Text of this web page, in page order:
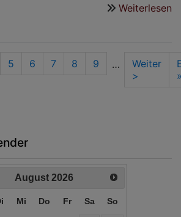
Weiterlesen
Seite
5 Seite
6 Seite
7 Seite
8 Seite
9 …
Nächste
Seite
Weiter
>
August 2026
Mi Do Fr Sa So